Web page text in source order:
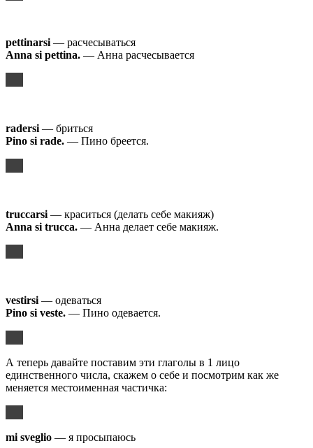
pettinarsi — расчесываться
Anna si pettina. — Анна расчесывается
radersi — бриться
Pino si rade. — Пино бреется.
truccarsi — краситься (делать себе макияж)
Anna si trucca. — Анна делает себе макияж.
vestirsi — одеваться
Pino si veste. — Пино одевается.
А теперь давайте поставим эти глаголы в 1 лицо
единственного числа, скажем о себе и посмотрим как же
меняется местоименная частичка:
mi sveglio — я просыпаюсь